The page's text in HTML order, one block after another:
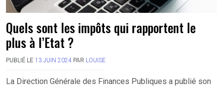
Quels sont les impôts qui rapportent le
plus à l’Etat ?
PUBLIÉ LE 13 JUIN 2024 PAR LOUISE
La Direction Générale des Finances Publiques a publié son